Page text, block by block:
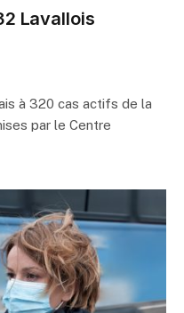
Lavallois
à 320 cas actifs de la
par le Centre